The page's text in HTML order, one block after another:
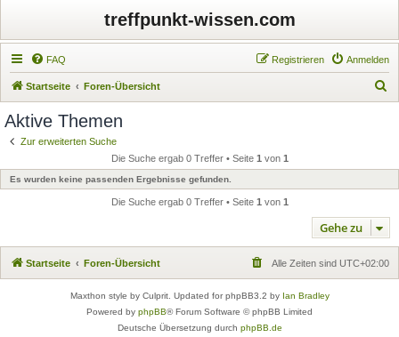
treffpunkt-wissen.com
FAQ Anmelden
Registrieren
Startseite Foren-Übersicht
e
Aktive Themen
Zur erweiterten Suche
Die Suche ergab 0 Treffer • Seite 1 von 1
Es wurden keine passenden Ergebnisse gefunden.
Die Suche ergab 0 Treffer • Seite 1 von 1
Gehe zu
Startseite Foren-Übersicht Alle Zeiten sind UTC+02:00
Maxthon style by Culprit. Updated for phpBB3.2 by Ian Bradley
Powered by phpBB® Forum Software © phpBB Limited
Deutsche Übersetzung durch phpBB.de